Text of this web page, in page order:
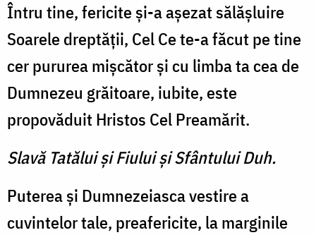
Întru tine, fericite şi-a aşezat sălăşluire
Soarele dreptăţii, Cel Ce te-a făcut pe tine
cer pururea mişcător şi cu limba ta cea de
Dumnezeu grăitoare, iubite, este
propovăduit Hristos Cel Preamărit.
Slavă Tatălui şi Fiului şi Sfântului Duh.
Puterea şi Dumnezeiasca vestire a
cuvintelor tale, preafericite, la marginile